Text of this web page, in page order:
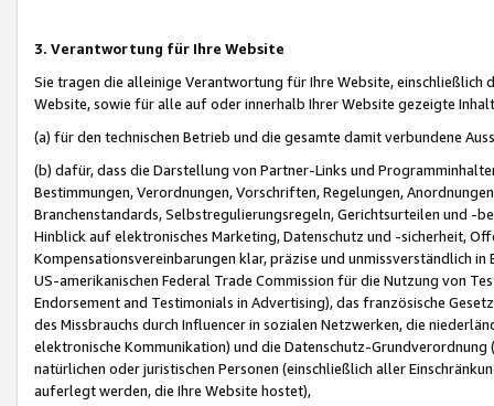
3. Verantwortung für Ihre Website
Sie tragen die alleinige Verantwortung für Ihre Website,
Website, sowie für alle auf oder innerhalb Ihrer Website gezeigte
(a) für den technischen Betrieb und die gesamte damit verbundene
(b) dafür, dass die Darstellung von Partner-Links und
Bestimmungen, Verordnungen, Vorschriften, Regelungen,
Branchenstandards, Selbstregulierungsregeln, Gerichtsurteilen und -
Hinblick auf elektronisches Marketing, Datenschutz und -sicherheit,
Kompensationsvereinbarungen klar, präzise und unmissverständlich
US-amerikanischen Federal Trade Commission für die Nutzung von
Endorsement and Testimonials in Advertising), das französische
des Missbrauchs durch Influencer in sozialen Netzwerken, die
elektronische Kommunikation) und die Datenschutz-
natürlichen oder juristischen Personen (einschließlich aller
auferlegt werden, die Ihre Website hostet),